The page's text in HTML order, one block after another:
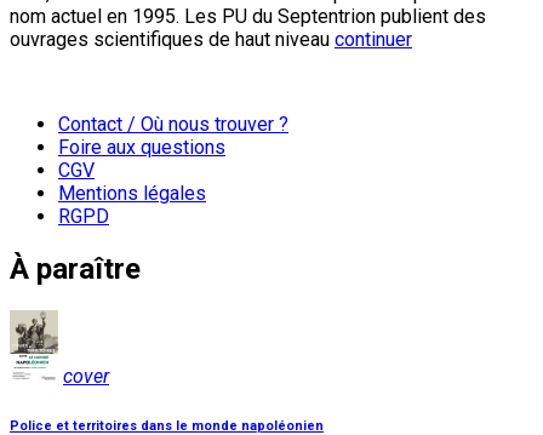
nom actuel en 1995. Les PU du Septentrion publient des
ouvrages scientifiques de haut niveau continuer
Contact / Où nous trouver ?
Foire aux questions
CGV
Mentions légales
RGPD
À paraître
cover
Police et territoires dans le monde napoléonien